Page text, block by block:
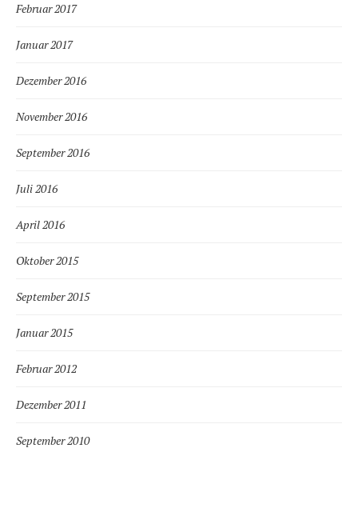
Februar 2017
Januar 2017
Dezember 2016
November 2016
September 2016
Juli 2016
April 2016
Oktober 2015
September 2015
Januar 2015
Februar 2012
Dezember 2011
September 2010